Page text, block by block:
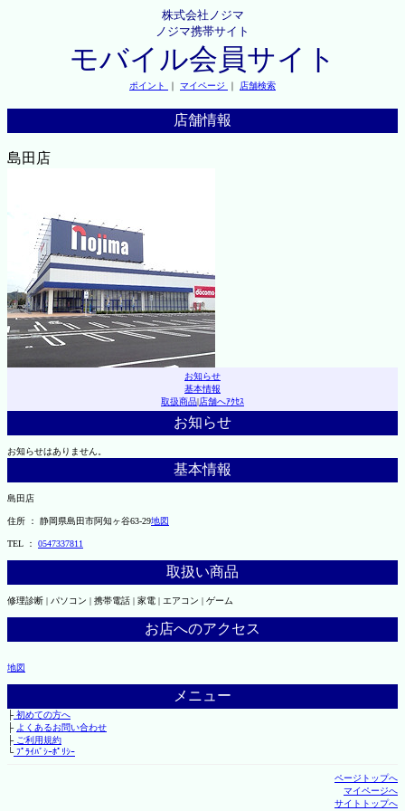
株式会社ノジマ
ノジマ携帯サイト
モバイル会員サイト
ポイント ｜ マイページ ｜ 店舗検索
店舗情報
島田店
お知らせ
基本情報
取扱商品|店舗へｱｸｾｽ
お知らせ
お知らせはありません。
基本情報
島田店
住所 ： 静岡県島田市阿知ヶ谷63-29地図
TEL ： 0547337811
取扱い商品
修理診断 | パソコン | 携帯電話 | 家電 | エアコン | ゲーム
お店へのアクセス
地図
メニュー
├初めての方へ
├ よくあるお問い合わせ
├ご利用規約
└ﾌﾟﾗｲﾊﾞｼｰﾎﾟﾘｼｰ
ページトップへ
マイページへ
サイトトップへ